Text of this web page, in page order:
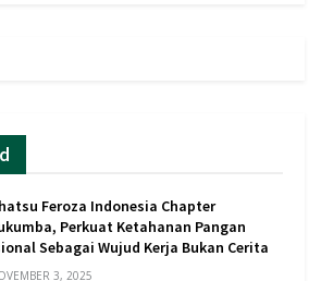
Feroza Indonesia Chapter
Perkuat Ketahanan Pangan
Sebagai Wujud Kerja Bukan Cerita
3, 2025